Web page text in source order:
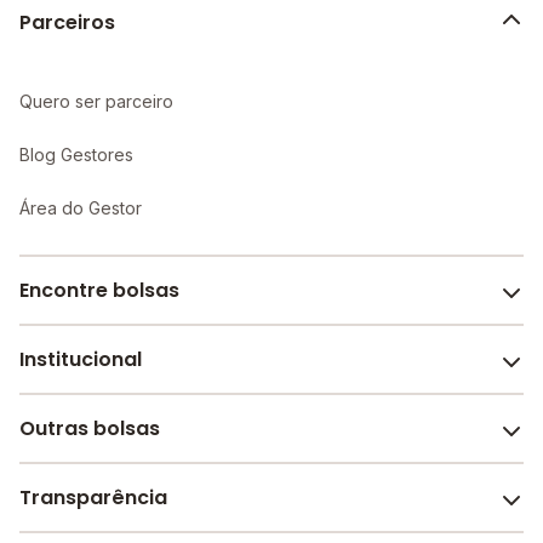
Parceiros
Quero ser parceiro
Blog Gestores
Área do Gestor
Encontre bolsas
Melhores escolas de São Paulo
Escolas por cidade e bairro
Institucional
Sobre o Melhor Escola
Revista Melhor Escola
Outras bolsas
Faculdades e universidades
Transparência